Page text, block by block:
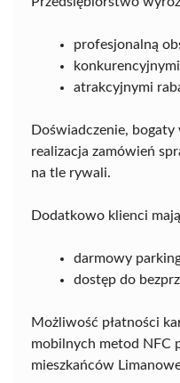
profesjonalną
atrakcyjnymi
Doświadczenie,
realizacja zamówień
na tle rywali.
Dodatkowo klienci
darmowy
dostęp do
Możliwość płatności
mobilnych metod NFC
mieszkańców